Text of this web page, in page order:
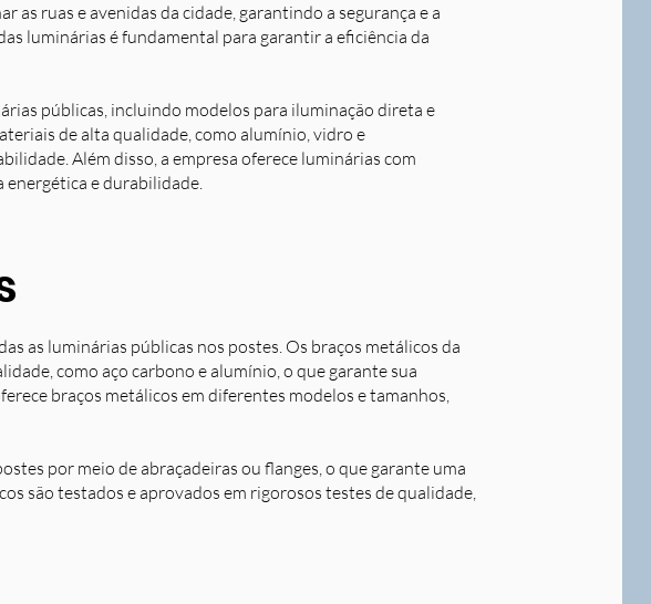
as ruas e avenidas da cidade, garantindo a segurança e a
luminárias é fundamental para garantir a eficiência da
públicas, incluindo modelos para iluminação direta e
de alta qualidade, como alumínio, vidro e
Além disso, a empresa oferece luminárias com
e durabilidade.
as luminárias públicas nos postes. Os braços metálicos da
como aço carbono e alumínio, o que garante sua
braços metálicos em diferentes modelos e tamanhos,
por meio de abraçadeiras ou flanges, o que garante uma
são testados e aprovados em rigorosos testes de qualidade,